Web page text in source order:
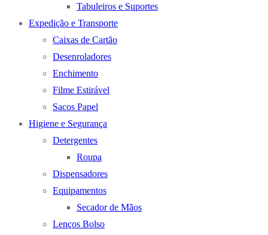
Tabuleiros e Suportes
Expedição e Transporte
Caixas de Cartão
Desenroladores
Enchimento
Filme Estirável
Sacos Papel
Higiene e Segurança
Detergentes
Roupa
Dispensadores
Equipamentos
Secador de Mãos
Lenços Bolso